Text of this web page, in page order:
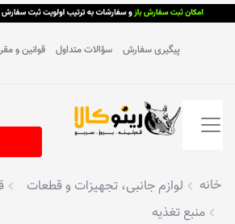
پیگیری سفارش سؤالات متداول قوانین و
خانه لوازم جانبی، تجهیزات و قطعات
منبع تغذیه